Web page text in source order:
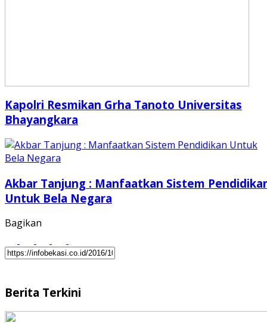
Kapolri Resmikan Grha Tanoto Universitas
Bhayangkara
Akbar Tanjung : Manfaatkan Sistem
Untuk Bela Negara
Bagikan
Berita Terkini